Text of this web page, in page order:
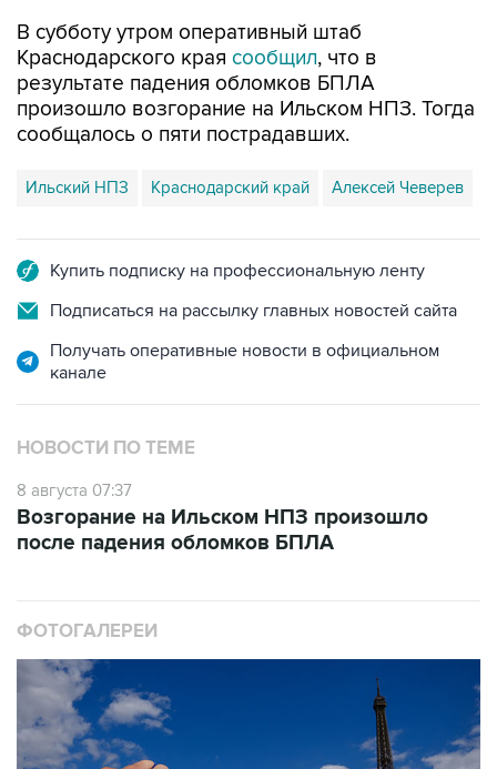
В субботу утром оперативный штаб
Краснодарского края сообщил, что в
результате падения обломков БПЛА
произошло возгорание на Ильском НПЗ. Тогда
сообщалось о пяти пострадавших.
Ильский НПЗ Краснодарский край Алексей Чеверев
Купить подписку на профессиональную ленту
Подписаться на рассылку главных новостей сайта
Получать оперативные новости в официальном
канале
НОВОСТИ ПО ТЕМЕ
8 августа 07:37
Возгорание на Ильском НПЗ произошло
после падения обломков БПЛА
ФОТОГАЛЕРЕИ